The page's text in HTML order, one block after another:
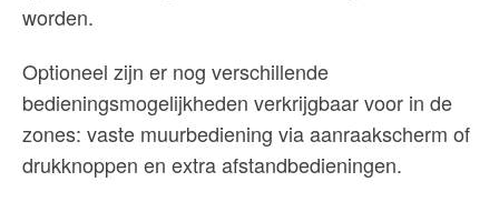
worden.
Optioneel zijn er nog verschillende
bedieningsmogelijkheden verkrijgbaar voor in de
zones: vaste muurbediening via aanraakscherm of
drukknoppen en extra afstandbedieningen.